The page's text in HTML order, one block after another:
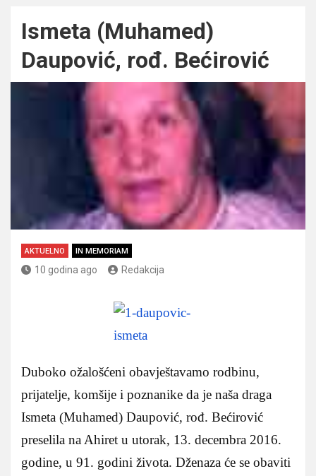
Ismeta (Muhamed)
Daupović, rođ. Bećirović
AKTUELNO IN MEMORIAM
10 godina ago Redakcija
Duboko ožalošćeni obavještavamo rodbinu,
prijatelje, komšije i poznanike da je naša draga
Ismeta (Muhamed) Daupović, rođ. Bećirović
preselila na Ahiret u utorak, 13. decembra 2016.
godine, u 91. godini života. Dženaza će se obaviti